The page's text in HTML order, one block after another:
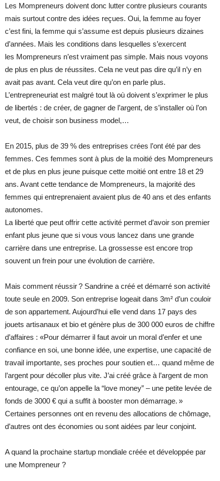
Les Mompreneurs doivent donc lutter contre plusieurs courants
mais surtout contre des idées reçues. Oui, la femme au foyer
c’est fini, la femme qui s’assume est depuis plusieurs dizaines
d’années. Mais les conditions dans lesquelles s’exercent
les Mompreneurs n’est vraiment pas simple. Mais nous voyons
de plus en plus de réussites. Cela ne veut pas dire qu’il n’y en
avait pas avant. Cela veut dire qu’on en parle plus.
L’entrepreneuriat est malgré tout là où doivent s’exprimer le plus
de libertés : de créer, de gagner de l’argent, de s’installer où l’on
veut, de choisir son business model,…
En 2015, plus de 39 % des entreprises crées l’ont été par des
femmes. Ces femmes sont à plus de la moitié des Mompreneurs
et de plus en plus jeune puisque cette moitié ont entre 18 et 29
ans. Avant cette tendance de Mompreneurs, la majorité des
femmes qui entreprenaient avaient plus de 40 ans et des enfants
autonomes.
La liberté que peut offrir cette activité permet d’avoir son premier
enfant plus jeune que si vous vous lancez dans une grande
carrière dans une entreprise. La grossesse est encore trop
souvent un frein pour une évolution de carrière.
Mais comment réussir ? Sandrine a créé et démarré son activité
toute seule en 2009. Son entreprise logeait dans 3m² d’un couloir
de son appartement. Aujourd’hui elle vend dans 17 pays des
jouets artisanaux et bio et génère plus de 300 000 euros de chiffre
d’affaires : «Pour démarrer il faut avoir un moral d’enfer et une
confiance en soi, une bonne idée, une expertise, une capacité de
travail importante, ses proches pour soutien et… quand même de
l’argent pour décoller plus vite. J’ai créé grâce à l’argent de mon
entourage, ce qu’on appelle la “love money” – une petite levée de
fonds de 3000 € qui a suffit à booster mon démarrage. »
Certaines personnes ont en revenu des allocations de chômage,
d’autres ont des économies ou sont aidées par leur conjoint.
A quand la prochaine startup mondiale créée et développée par
une Mompreneur ?